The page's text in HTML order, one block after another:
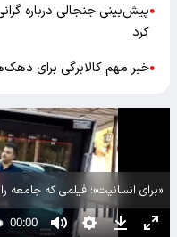
●پیش‌بینی جنجالی درباره
کرد
●خبر مهم کالابرگی برای دهک‌های
«برای انسانیت»؛ فیلمی که جامعه